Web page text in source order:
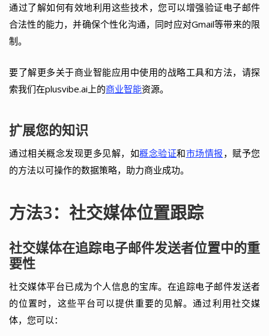
通过了解如何有效地利用这些技术，您可以增强验证电子邮件
合法性的能力，并确保个性化沟通，同时应对Gmail等带来的限
制。
要了解更多关于商业智能应用中使用的战略工具和方法，请探
索我们在plusvibe.ai上的商业智能资源。
扩展您的知识
通过相关概念发现更多见解，如概念验证和市场情报 ，赋予您
的方法以可操作的数据策略，助力商业成功。
方法3：社交媒体位置跟踪
社交媒体在追踪电子邮件发送者位置中的重
要性
社交媒体平台已成为个人信息的宝库。在追踪电子邮件发送者
的位置时，这些平台可以提供重要的见解。通过利用社交媒
体，您可以：